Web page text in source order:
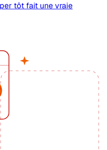
tôt fait une vraie